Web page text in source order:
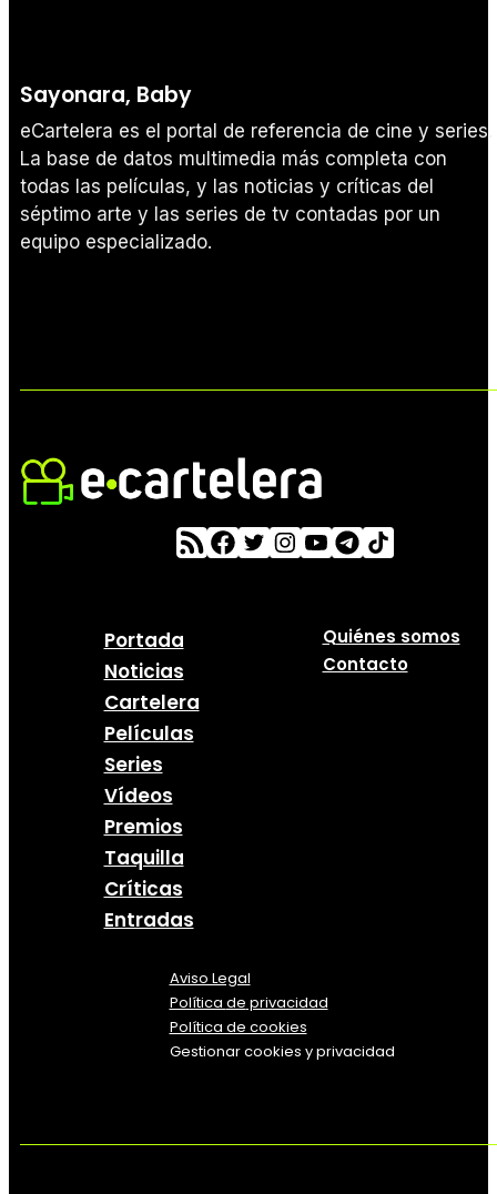
Sayonara, Baby
eCartelera es el portal de referencia de cine y series.
La base de datos multimedia más completa con
todas las películas, y las noticias y críticas del
séptimo arte y las series de tv contadas por un
equipo especializado.
Portada
Noticias
Cartelera
Películas
Series
Vídeos
Premios
Taquilla
Críticas
Entradas
Quiénes somos
Contacto
Aviso Legal
Política de privacidad
Política de cookies
Gestionar cookies y privacidad